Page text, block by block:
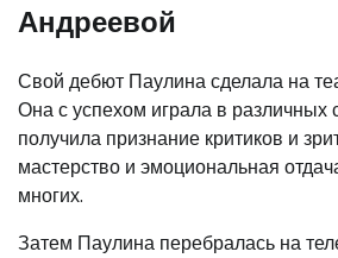
Андреевой
Свой дебют Паулина сделала на
Она с успехом играла в различных
получила признание критиков и
мастерство и эмоциональная
многих.
Затем Паулина перебралась на